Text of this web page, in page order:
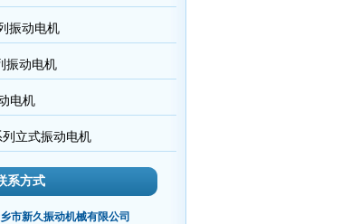
振动电机
振动电机
电机
立式振动电机
系方式
市新久振动机械有限公司